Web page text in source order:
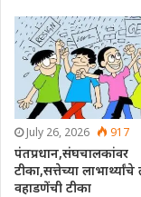
July 26, 2026 917
पंतप्रधान,संघचालकांवर
टीका,सत्तेच्या
वहाडणेंची टीका